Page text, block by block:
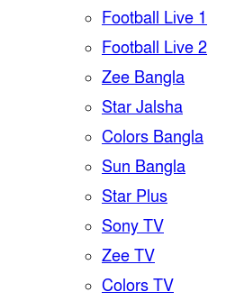
Football Live 1
Football Live 2
Zee Bangla
Star Jalsha
Colors Bangla
Sun Bangla
Star Plus
Sony TV
Zee TV
Colors TV